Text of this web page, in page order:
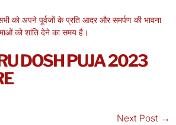
को अपने पूर्वजों के प्रति आदर और समर्पण की भावना
को शांति देने का समय है।
DOSH PUJA 2023
Next Post →